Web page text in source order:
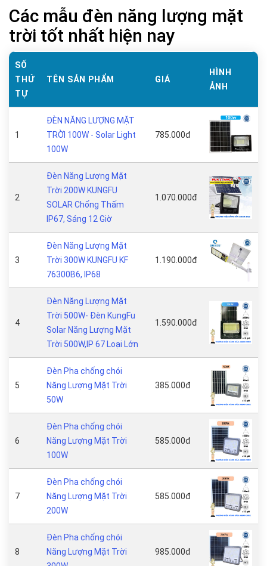
Các mẫu đèn năng lượng mặt
trời tốt nhất hiện nay
SỐ
THỨ
TỰ
TÊN SẢN PHẨM GIÁ
HÌNH
ẢNH
1
ĐÈN NĂNG LƯỢNG MẶT
TRỜI 100W - Solar Light
100W
785.000đ
2
Đèn Năng Lượng Mặt
Trời 200W KUNGFU
SOLAR Chống Thấm
IP67, Sáng 12 Giờ
1.070.000đ
3
Đèn Năng Lượng Mặt
Trời 300W KUNGFU KF
76300B6, IP68
1.190.000đ
4
Đèn Năng Lượng Mặt
Trời 500W- Đèn KungFu
Solar Năng Lượng Mặt
Trời 500W,IP 67 Loại Lớn
1.590.000đ
5
Đèn Pha chống chói
Năng Lượng Mặt Trời
50W
385.000đ
6
Đèn Pha chống chói
Năng Lượng Mặt Trời
100W
585.000đ
7
Đèn Pha chống chói
Năng Lượng Mặt Trời
200W
585.000đ
8
Đèn Pha chống chói
Năng Lượng Mặt Trời
985.000đ